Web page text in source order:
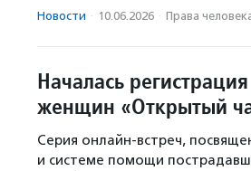
Новости · 10.06.2026 · Права
Началась
женщин «Открытый
Серия онлайн-встреч,
и системе помощи